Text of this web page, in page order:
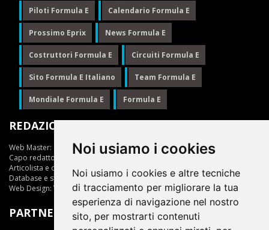
Noi usiamo i cookies
Noi usiamo i cookies e altre tecniche
di tracciamento per migliorare la tua
esperienza di navigazione nel nostro
sito, per mostrarti contenuti
Piloti Formula E Calendario Formula E
Prossimo Eprix News Formula E
Costruttori Formula E Circuiti Formula E
Sito Formula E Italiano Team Formula E
Mondiale Formula E Formula E
REDAZIONE
Web Master:
Ing.Daniele Muscarella
Capo redattore:
Giuseppe Cianci
Articolista e opinionista:
Giuseppe Cianci
Database e statistiche: Marcella Toschi
Web Design: Vittorio Arena
PARTNER